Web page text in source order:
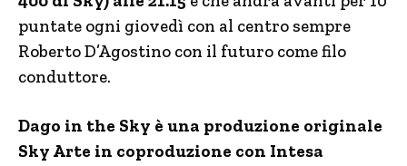
puntate ogni giovedì con al centro sempre
Roberto D’Agostino con il futuro come filo
conduttore.
Dago in the Sky è una produzione originale
Sky Arte in coproduzione con Intesa